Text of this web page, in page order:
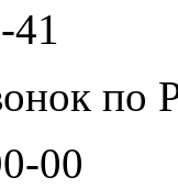
41
по
00